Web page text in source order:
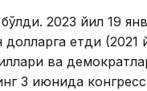
2023 йил 19
етди (2021
ва
3 июнида